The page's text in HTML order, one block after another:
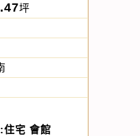
坪
宅 會館